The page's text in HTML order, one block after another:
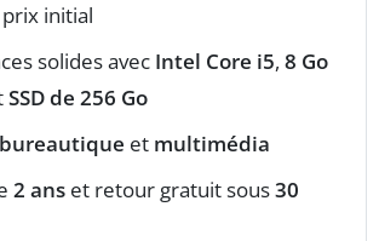
initial
solides avec Intel Core i5, 8 Go
SSD de 256 Go
bureautique et multimédia
2 ans et retour gratuit sous30